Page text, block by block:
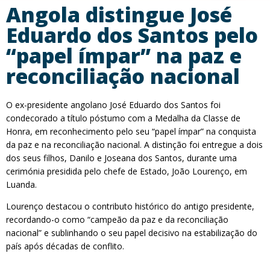
Angola distingue José
Eduardo dos Santos pelo
“papel ímpar” na paz e
reconciliação nacional
O ex-presidente angolano José Eduardo dos Santos foi
condecorado a título póstumo com a Medalha da Classe de
Honra, em reconhecimento pelo seu “papel ímpar” na conquista
da paz e na reconciliação nacional. A distinção foi entregue a dois
dos seus filhos, Danilo e Joseana dos Santos, durante uma
cerimónia presidida pelo chefe de Estado, João Lourenço, em
Luanda.
Lourenço destacou o contributo histórico do antigo presidente,
recordando-o como “campeão da paz e da reconciliação
nacional” e sublinhando o seu papel decisivo na estabilização do
país após décadas de conflito.